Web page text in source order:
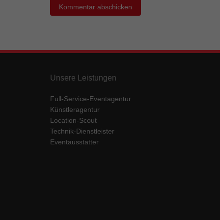
Unsere Leistungen
Full-Service-Eventagentur
Künstleragentur
Location-Scout
Technik-Dienstleister
Eventausstatter